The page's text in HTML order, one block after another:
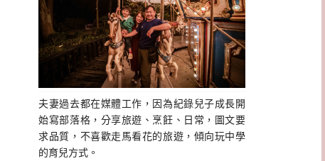
夫妻過去都在媒體工作，因為紀錄兒子成長開
始寫部落格，分享旅遊、烹飪、日常，圖文要
求品質，不喜歡走馬看花的旅遊，傾向玩中學
的育兒方式。